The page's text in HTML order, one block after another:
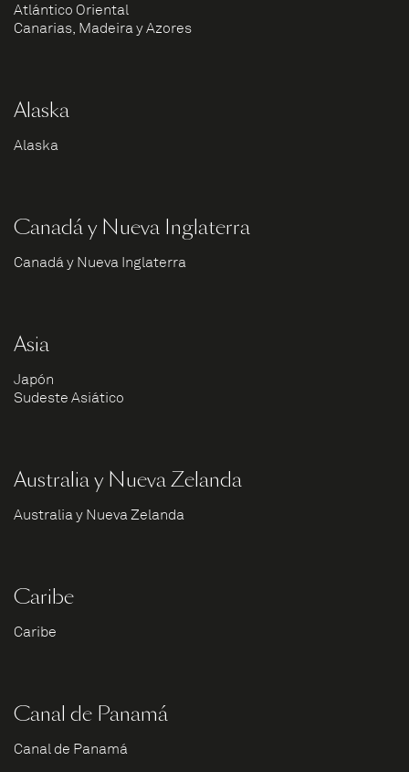
Atlántico Oriental
Canarias, Madeira y Azores
Alaska
Alaska
Canadá y Nueva Inglaterra
Canadá y Nueva Inglaterra
Asia
Japón
Sudeste Asiático
Australia y Nueva Zelanda
Australia y Nueva Zelanda
Caribe
Caribe
Canal de Panamá
Canal de Panamá